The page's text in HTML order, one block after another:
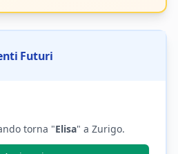
Futuri
torna "Elisa" a Zurigo.